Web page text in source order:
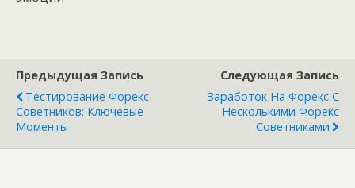
Предыдущая Запись
Тестирование Форекс
Советников: Ключевые
Моменты
Следующая Запись
Заработок На Форекс С
Несколькими Форекс
Советниками